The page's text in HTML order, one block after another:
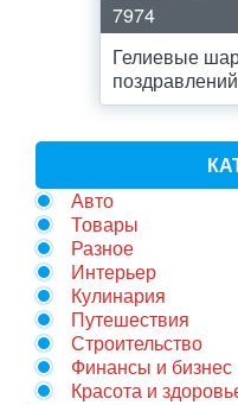
7974
Гелиевые
поздравлений
Авто
Товары
Разное
Интерьер
Кулинария
Путешествия
Строительство
Финансы и бизнес
Красота и